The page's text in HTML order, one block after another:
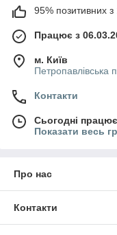
95% позитивних з
Працює з
м. Київ
Петропавлівська
Контакти
Сьогодні
Показати весь
Про нас
Контакти